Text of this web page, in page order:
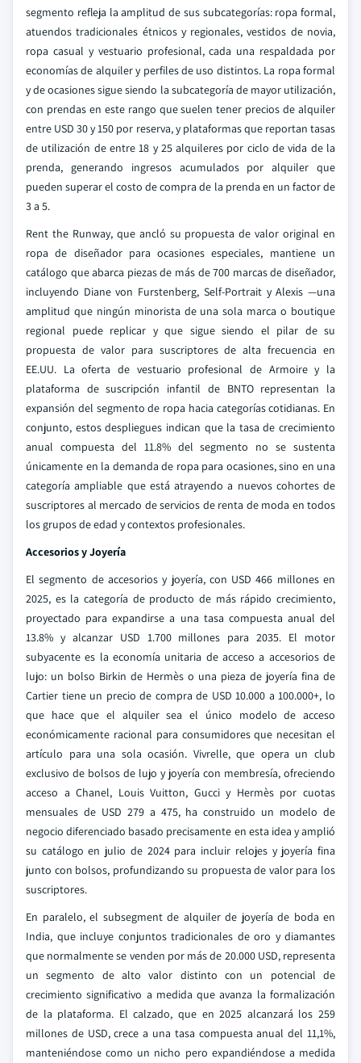
segmento refleja la amplitud de sus subcategorías: ropa formal,
atuendos tradicionales étnicos y regionales, vestidos de novia,
ropa casual y vestuario profesional, cada una respaldada por
economías de alquiler y perfiles de uso distintos. La ropa formal
y de ocasiones sigue siendo la subcategoría de mayor utilización,
con prendas en este rango que suelen tener precios de alquiler
entre USD 30 y 150 por reserva, y plataformas que reportan tasas
de utilización de entre 18 y 25 alquileres por ciclo de vida de la
prenda, generando ingresos acumulados por alquiler que
pueden superar el costo de compra de la prenda en un factor de
3 a 5.
Rent the Runway, que ancló su propuesta de valor original en
ropa de diseñador para ocasiones especiales, mantiene un
catálogo que abarca piezas de más de 700 marcas de diseñador,
incluyendo Diane von Furstenberg, Self-Portrait y Alexis —una
amplitud que ningún minorista de una sola marca o boutique
regional puede replicar y que sigue siendo el pilar de su
propuesta de valor para suscriptores de alta frecuencia en
EE.UU. La oferta de vestuario profesional de Armoire y la
plataforma de suscripción infantil de BNTO representan la
expansión del segmento de ropa hacia categorías cotidianas. En
conjunto, estos despliegues indican que la tasa de crecimiento
anual compuesta del 11.8% del segmento no se sustenta
únicamente en la demanda de ropa para ocasiones, sino en una
categoría ampliable que está atrayendo a nuevos cohortes de
suscriptores al mercado de servicios de renta de moda en todos
los grupos de edad y contextos profesionales.
Accesorios y Joyería
El segmento de accesorios y joyería, con USD 466 millones en
2025, es la categoría de producto de más rápido crecimiento,
proyectado para expandirse a una tasa compuesta anual del
13.8% y alcanzar USD 1.700 millones para 2035. El motor
subyacente es la economía unitaria de acceso a accesorios de
lujo: un bolso Birkin de Hermès o una pieza de joyería fina de
Cartier tiene un precio de compra de USD 10.000 a 100.000+, lo
que hace que el alquiler sea el único modelo de acceso
económicamente racional para consumidores que necesitan el
artículo para una sola ocasión. Vivrelle, que opera un club
exclusivo de bolsos de lujo y joyería con membresía, ofreciendo
acceso a Chanel, Louis Vuitton, Gucci y Hermès por cuotas
mensuales de USD 279 a 475, ha construido un modelo de
negocio diferenciado basado precisamente en esta idea y amplió
su catálogo en julio de 2024 para incluir relojes y joyería fina
junto con bolsos, profundizando su propuesta de valor para los
suscriptores.
En paralelo, el subsegment de alquiler de joyería de boda en
India, que incluye conjuntos tradicionales de oro y diamantes
que normalmente se venden por más de 20.000 USD, representa
un segmento de alto valor distinto con un potencial de
crecimiento significativo a medida que avanza la formalización
de la plataforma. El calzado, que en 2025 alcanzará los 259
millones de USD, crece a una tasa compuesta anual del 11,1%,
manteniéndose como un nicho pero expandiéndose a medida